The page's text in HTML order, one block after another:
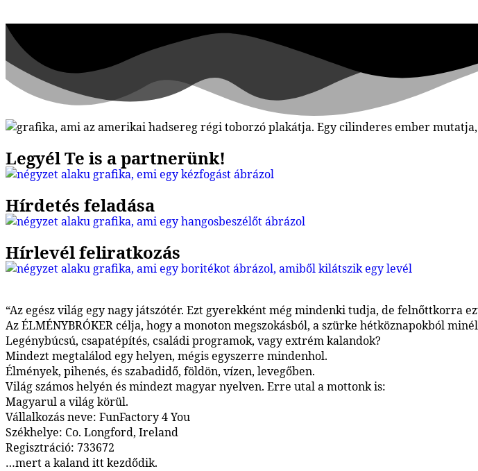
Legyél Te is a partnerünk!
Hírdetés feladása
Hírlevél feliratkozás
“Az egész világ egy nagy játszótér. Ezt gyerekként még mindenki tudja, de felnőttkorra
Az ÉLMÉNYBRÓKER célja, hogy a monoton megszokásból, a szürke hétköznapokból
Legénybúcsú, csapatépítés, családi programok, vagy extrém kalandok?
Mindezt megtalálod egy helyen, mégis egyszerre mindenhol.
Élmények, pihenés, és szabadidő, földön, vízen, levegőben.
Világ számos helyén és mindezt magyar nyelven. Erre utal a mottonk is:
Magyarul a világ körül.
Vállalkozás neve: FunFactory 4 You
Székhelye: Co. Longford, Ireland
Regisztráció: 733672
…mert a kaland itt kezdődik.